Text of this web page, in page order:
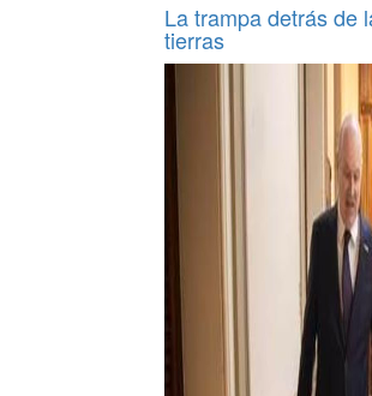
La trampa detrás de
tierras